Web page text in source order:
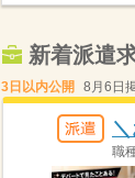
新着派遣
3日以内公開 8月6日
職